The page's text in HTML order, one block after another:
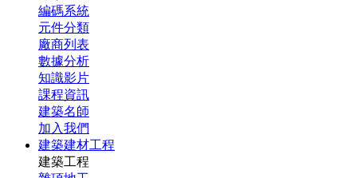
編碼系統
元件分類
廠商列表
數據分析
知識影片
課程資訊
建築名師
加入我們
建築建材工程
建築工程